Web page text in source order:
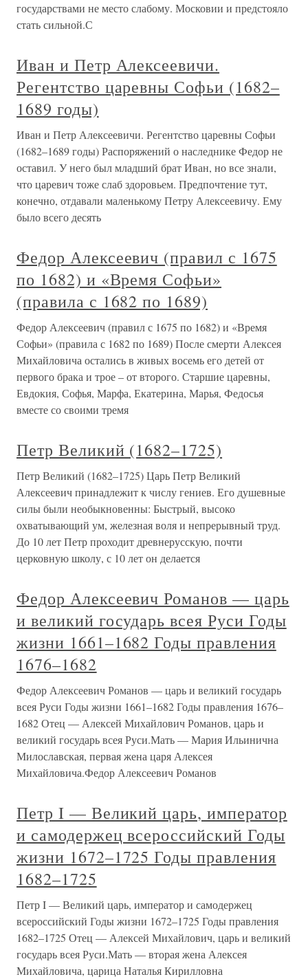
государствами не место слабому. Московии и предстояло
стать сильной.С
Иван и Петр Алексеевичи.
Регентство царевны Софьи (1682–
1689 годы)
Иван и Петр Алексеевичи. Регентство царевны Софьи
(1682–1689 годы) Распоряжений о наследнике Федор не
оставил. У него был младший брат Иван, но все знали,
что царевич тоже слаб здоровьем. Предпочтение тут,
конечно, отдавали маленькому Петру Алексеевичу. Ему
было всего десять
Федор Алексеевич (правил с 1675
по 1682) и «Время Софьи»
(правила с 1682 по 1689)
Федор Алексеевич (правил с 1675 по 1682) и «Время
Софьи» (правила с 1682 по 1689) После смерти Алексея
Михайловича остались в живых восемь его детей от
первого брака и трое – от второго. Старшие царевны,
Евдокия, Софья, Марфа, Екатерина, Марья, Федосья
вместе со своими тремя
Петр Великий (1682–1725)
Петр Великий (1682–1725) Царь Петр Великий
Алексеевич принадлежит к числу гениев. Его душевные
силы были необыкновенны: Быстрый, высоко
охватывающий ум, железная воля и непрерывный труд.
До 10 лет Петр проходит древнерусскую, почти
церковную школу, с 10 лет он делается
Федор Алексеевич Романов — царь
и великий государь всея Руси Годы
жизни 1661–1682 Годы правления
1676–1682
Федор Алексеевич Романов — царь и великий государь
всея Руси Годы жизни 1661–1682 Годы правления 1676–
1682 Отец — Алексей Михайлович Романов, царь и
великий государь всея Руси.Мать — Мария Ильинична
Милославская, первая жена царя Алексея
Михайловича.Федор Алексеевич Романов
Петр I — Великий царь, император
и самодержец всероссийский Годы
жизни 1672–1725 Годы правления
1682–1725
Петр I — Великий царь, император и самодержец
всероссийский Годы жизни 1672–1725 Годы правления
1682–1725 Отец — Алексей Михайлович, царь и великий
государь всея Руси.Мать — вторая жена Алексея
Михайловича, царица Наталья Кирилловна